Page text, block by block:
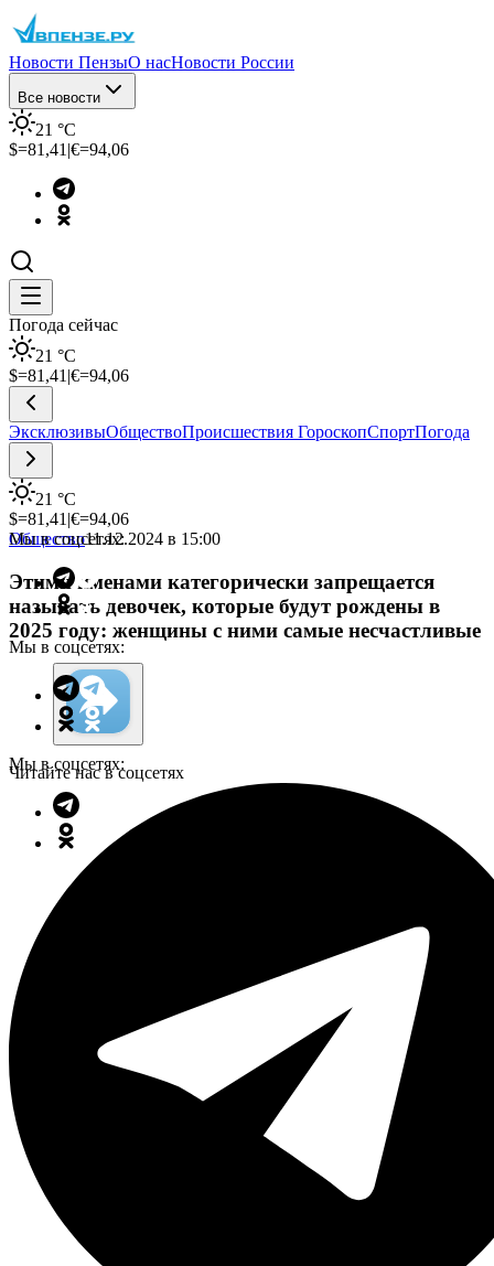
Новости ПензыО насНовости России
Все новости
21 °C
$=81,41 |€=94,06
Погода сейчас
21 °C
$=81,41 |€=94,06
ЭксклюзивыОбществоПроисшествия ГороскопСпортПогода
21 °C
$=81,41 |€=94,06
Мы в соцсетях:
Мы в соцсетях:
Мы в соцсетях:
Общество11.12.2024 в 15:00
Этими именами категорически запрещается
называть девочек, которые будут рождены в
2025 году: женщины с ними самые несчастливые
Читайте нас в соцсетях